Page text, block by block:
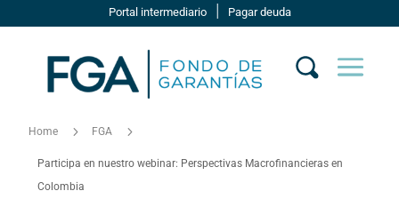
Portal intermediario | Pagar deuda
Home 5 FGA 5
Participa en nuestro webinar: Perspectivas Macrofinancieras en
Colombia